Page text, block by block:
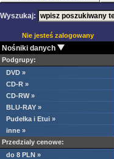
Wyszukaj:
Nie jesteś zalogowany
Nośniki danych
Podgrupy:
DVD »
CD-R »
CD-RW »
BLU-RAY »
Pudełka i Etui »
inne »
Przedzialy cenowe:
do 8 PLN »